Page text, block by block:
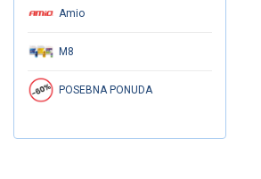
Amio
M8
POSEBNA PONUDA